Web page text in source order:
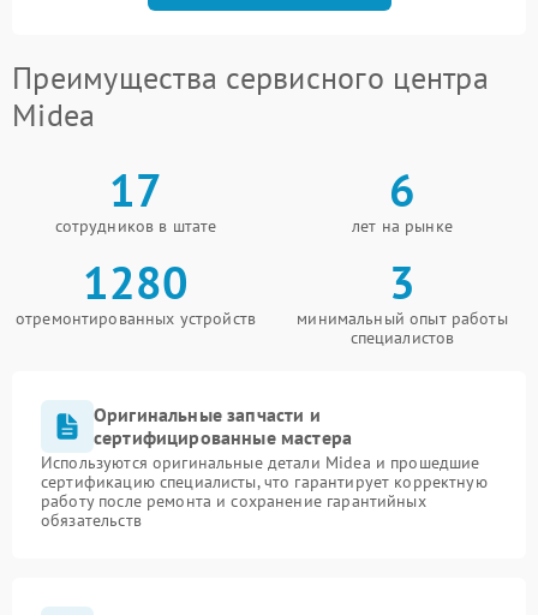
Преимущества сервисного центра
Midea
17
сотрудников в штате
6
лет на рынке
1280
отремонтированных устройств
3
минимальный опыт работы
специалистов
Оригинальные запчасти и
сертифицированные мастера
Используются оригинальные детали Midea и прошедшие
сертификацию специалисты, что гарантирует корректную
работу после ремонта и сохранение гарантийных
обязательств